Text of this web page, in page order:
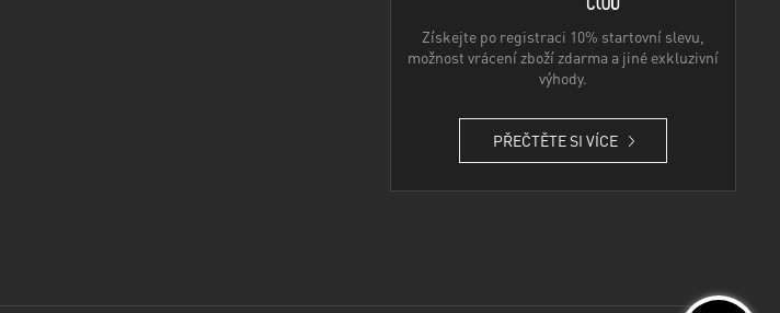
Získejte po registraci 10% startovní slevu,
možnost vrácení zboží zdarma a jiné exkluzivní
výhody.
PŘEČTĚTE SI VÍCE